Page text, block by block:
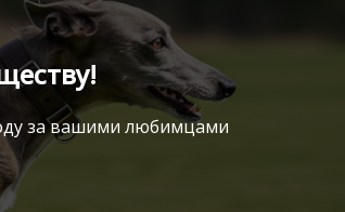
за вашими любимцами